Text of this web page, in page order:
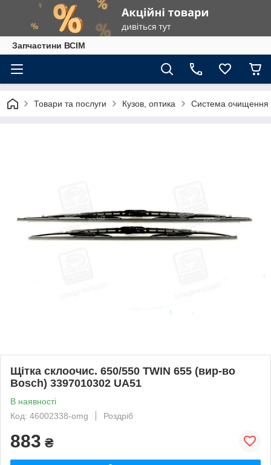
Запчастини ВСІМ
Товари та послуги Кузов, оптика Система очищення
Щітка склоочис. 650/550 TWIN 655 (вир-во
Bosch) 3397010302 UA51
В наявності
Код: 46002338-omg
Роздріб
883 ₴